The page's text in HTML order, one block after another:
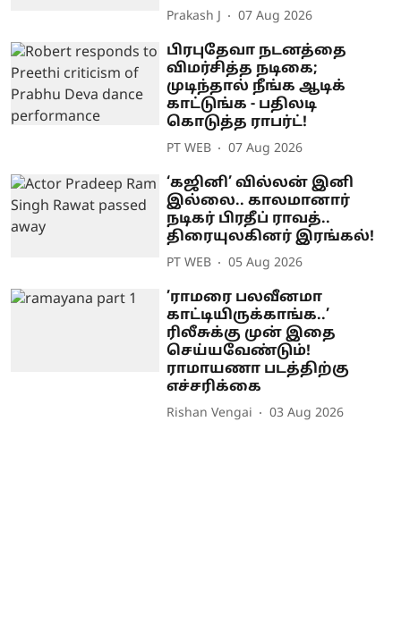
Prakash J 07 Aug 2026
பிரபுதேவா நடனத்தை
விமர்சித்த நடிகை;
முடிந்தால் நீங்க ஆடிக்
காட்டுங்க - பதிலடி
கொடுத்த ராபர்ட்!
PT WEB 07 Aug 2026
‘கஜினி’ வில்லன் இனி
இல்லை.. காலமானார்
நடிகர் பிரதீப் ராவத்..
திரையுலகினர் இரங்கல்!
PT WEB 05 Aug 2026
’ராமரை பலவீனமா
காட்டியிருக்காங்க..’
ரிலீசுக்கு முன் இதை
செய்யவேண்டும்!
ராமாயணா படத்திற்கு
எச்சரிக்கை
Rishan Vengai 03 Aug 2026